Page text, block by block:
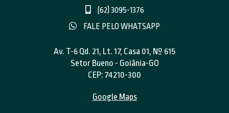
(62) 3095-1376
FALE PELO WHATSAPP
Av. T-6 Qd. 21, Lt. 17, Casa 01, Nº 615
Setor Bueno - Goiânia-GO
CEP: 74210-300
Google Maps